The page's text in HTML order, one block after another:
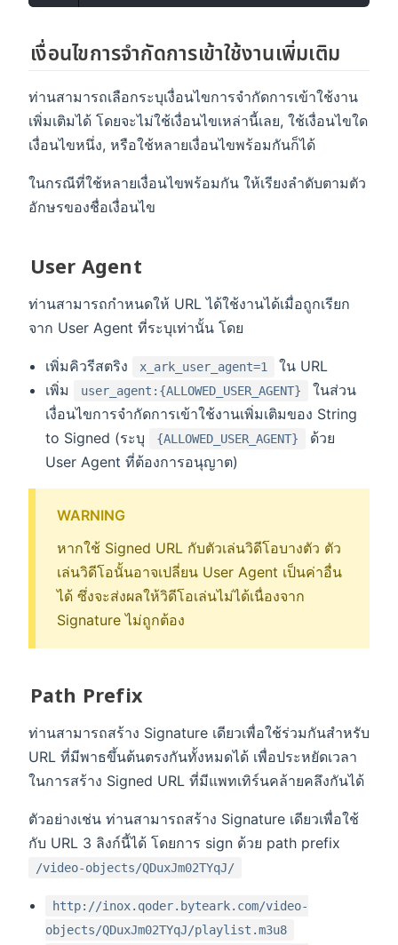
เงื่อนไขการจำกัดการเข้าใช้งานเพิ่มเติม
ท่านสามารถเลือกระบุเงื่อนไขการจำกัดการเข้าใช้งาน
เพิ่มเติมได้ โดยจะไม่ใช้เงื่อนไขเหล่านี้เลย, ใช้เงื่อนไขใด
เงื่อนไขหนึ่ง, หรือใช้หลายเงื่อนไขพร้อมกันก็ได้
ในกรณีที่ใช้หลายเงื่อนไขพร้อมกัน ให้เรียงลำดับตามตัว
อักษรของชื่อเงื่อนไข
User Agent
ท่านสามารถกำหนดให้ URL ได้ใช้งานได้เมื่อถูกเรียก
จาก User Agent ที่ระบุเท่านั้น โดย
เพิ่มคิวรีสตริง x_ark_user_agent=1
ใน URL
เพิ่ม
user_agent:{ALLOWED_USER_AGENT}
ในส่วน
เงื่อนไขการจำกัดการเข้าใช้งานเพิ่มเติมของ String
to Signed (ระบุ
{ALLOWED_USER_AGENT}
ด้วย
User Agent ที่ต้องการอนุญาต)
WARNING
หากใช้ Signed URL กับตัวเล่นวิดีโอบางตัว ตัว
เล่นวิดีโอนั้นอาจเปลี่ยน User Agent เป็นค่าอื่น
ได้ ซึ่งจะส่งผลให้วิดีโอเล่นไม่ได้เนื่องจาก
Signature ไม่ถูกต้อง
Path Prefix
ท่านสามารถสร้าง Signature เดียวเพื่อใช้ร่วมกันสำหรับ
URL ที่มีพาธขึ้นต้นตรงกันทั้งหมดได้ เพื่อประหยัดเวลา
ในการสร้าง Signed URL ที่มีแพทเทิร์นคล้ายคลึงกันได้
ตัวอย่างเช่น ท่านสามารถสร้าง Signature เดียวเพื่อใช้
กับ URL 3 ลิงก์นี้ได้ โดยการ sign ด้วย path prefix
/video-objects/QDuxJm02TYqJ/
http://inox.qoder.byteark.com/video-
objects/QDuxJm02TYqJ/playlist.m3u8